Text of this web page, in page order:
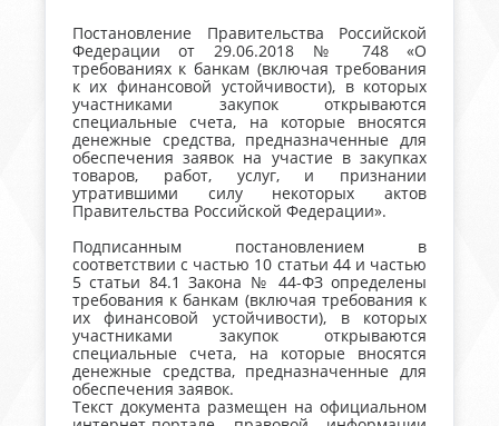
Постановление Правительства Российской
Федерации от 29.06.2018 № 748 «О
требованиях к банкам (включая требования
к их финансовой устойчивости), в которых
участниками закупок открываются
специальные счета, на которые вносятся
денежные средства, предназначенные для
обеспечения заявок на участие в закупках
товаров, работ, услуг, и признании
утратившими силу некоторых актов
Правительства Российской Федерации».
Подписанным постановлением в
соответствии с частью 10 статьи 44 и частью
5 статьи 84.1 Закона № 44-ФЗ определены
требования к банкам (включая требования к
их финансовой устойчивости), в которых
участниками закупок открываются
специальные счета, на которые вносятся
денежные средства, предназначенные для
обеспечения заявок.
Текст документа размещен на официальном